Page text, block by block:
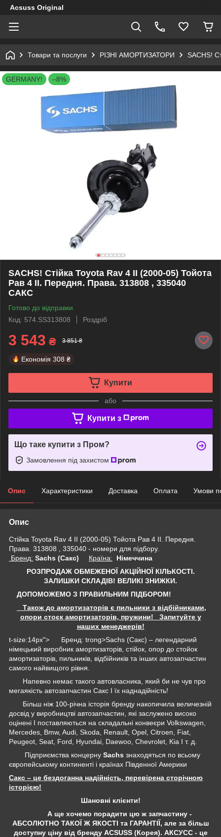
Acsuss Original
Товари та послуги РІЗНІ АМОРТИЗАТОРИ SACHS!
GERMANY! –8%
SACHS! Стійка Toyota Rav 4 II (2000-05) Тойота
Рав 4 II. Передня. Права. 313808 , 335040
САКС
Готово до відправки
Код: 574.SS313808
Роздріб
3 543 ₴ 3 851 ₴
Економія 308 ₴
Купити
або
Купити з
Що таке купити з Пром?
Замовлення під захистом
Опис Характеристики Доставка Оплата Умови
Опис
Стійка Toyota Rav 4 II (2000-05) Тойота Рав 4 II. Передня.
Права. 313808 , 335040 - номери для підбору.
Бренд: Sachs (Сакс) Країна: Німеччина
РОЗПРОДАЖ ОБМЕЖЕНОЇ АКЦІЙНОЇ КІЛЬКОСТІ.
ЗАЛИШКИ СКЛАДІВ! ВЕЛИКІ ЗНИЖКИ.
ДОПОМОЖЕМО З ПРАВИЛЬНИМ ПІДБОРОМ!
Також до амортизаторів є пильники з відбійниками,
опори стоєк амортизаторів, пружини! Запитуйте у
наших менеджерів!
t-size:14px"> Бренд: trong>Sachs (Сакс) – легендарний
німецький виробник амортизаторів, стійок, опор до стойок
амортизаторів, пильників, відбійників та інших автозапчастин
самого найвищого рівня.
Напевно немає такого автовласника, який би не чув про
мегаякість автозапчастин Сакс І їх наднадійність!
Більш ніж 100-річна історія бренду накопичила величезній
досвід у виробництві автозапчастин, які заслужено високо
оцінені І поставляються на складальні конвеєри Volkswagen,
Mercedes, Bmw, Audi, Skoda, Renault, Opel, Citroen, Fiat,
Peugeot, Seat, Ford, Hyundai, Daewoo, Chevrolet, Kia І т. д.
Підприємства концерну Sachs знаходяться по всьому
європейському континенті і країнах Південної Америки
Сакс – це бездоганна надійність, перевірена сторічною
історією!
Шановні клієнти!
А ще хочемо порадити цю ж запчастину -
АБСОЛЮТНО ТАКОЇ Ж ЯКОСТІ та ГАРАНТІЇ, але за більш
доступну ціну від бренду ACSUSS (Корея). АКСУСС - це